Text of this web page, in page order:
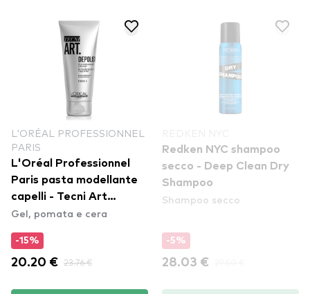
L'ORÉAL PROFESSIONNEL
PARIS
L'Oréal Professionnel
Paris pasta modellante
capelli - Tecni Art
Depolish
Gel, pomata e cera
-15%
20.20 € 23.76 €
Redken NYC shampoo
secco - Deep Clean Dry
Shampoo
Shampoo secco
-5%
28.03 €